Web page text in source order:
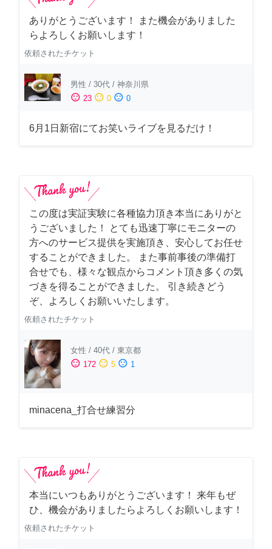
ありがとうございます！ また機会がありました
らよろしくお願いします！
依頼されたチケット
男性 / 30代 / 神奈川県
sentiment_satisfied 23 sentiment_neutral 0 sentiment_dissatisfied 0
6月1日新宿にてお笑いライブを見るだけ！
この度は実証実験に各種協力頂き本当にありがと
うございました！ とても迅速丁寧にモニターの
方へのサービス提供を実施頂き、安心してお任せ
することができました。 また事前事後の準備打
合せでも、様々な観点からコメント頂き多くの気
づきを得ることができました。 引き続きどう
ぞ、よろしくお願いいたします。
依頼されたチケット
女性 / 40代 / 東京都
sentiment_satisfied 172 sentiment_neutral 5 sentiment_dissatisfied 1
minacena_打合せ練習分
本当にいつもありがとうございます！ 来年もぜ
ひ、機会がありましたらよろしくお願いします！
依頼されたチケット